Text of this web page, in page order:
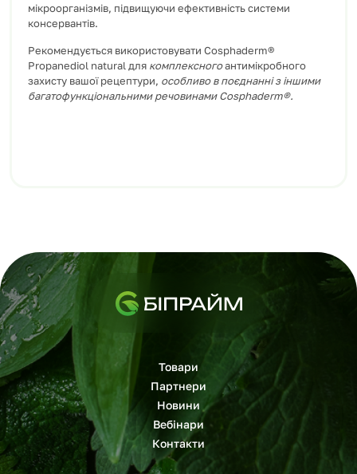
мікроорганізмів, підвищуючи ефективність системи
консервантів.
Рекомендується використовувати Cosphaderm®
Propanediol natural для комплексногоантимікробного
захисту вашої рецептури, особливо в поєднанні з іншими
багатофункціональними речовинами Cosphaderm®.
Товари
Партнери
Новини
Вебінари
Контакти